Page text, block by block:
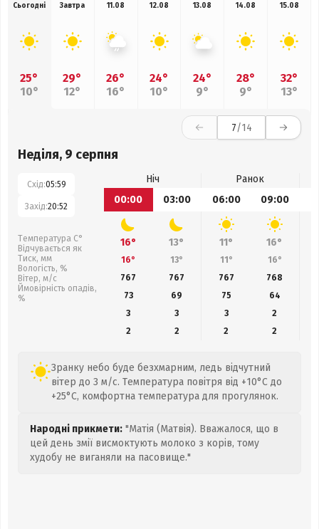
Сьогодні
25°
10°
Завтра
29°
12°
11.08
26°
16°
12.08
24°
10°
13.08
24°
9°
14.08
28°
9°
15.08
32°
13°
7/14
Неділя, 9 серпня
Схід:05:59
Захід:20:52
Температура С°
Відчувається як
Тиск, мм
Вологість, %
Вітер, м/с
Ймовірність опадів,
%
Ніч
Ранок
00:00
03:00 06:00 09:00
16° 13° 11° 16°
16° 13° 11° 16°
767
767 767 768
73
69 75
64
3
3 3
2
2
2 2 2
Зранку небо буде безхмарним, ледь відчутний
вітер до 3 м/с. Температура повітря від +10°C до
+25°C, комфортна температура для прогулянок.
Народні прикмети: "Матія (Матвія). Вважалося, що в
цей день змії висмоктують молоко з корів, тому
худобу не виганяли на пасовище."